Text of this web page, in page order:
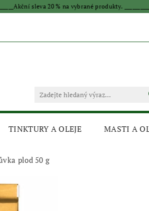
sleva 20 % na vybrané produkty.
TINKTURY A OLEJE MASTI A
plod 50 g